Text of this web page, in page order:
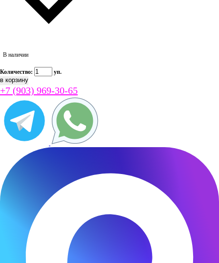
В наличии
Количество: уп.
+7 (903) 969-30-65